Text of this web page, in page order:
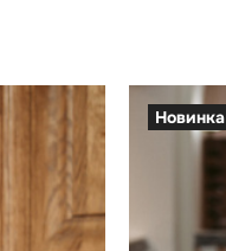
Новинка